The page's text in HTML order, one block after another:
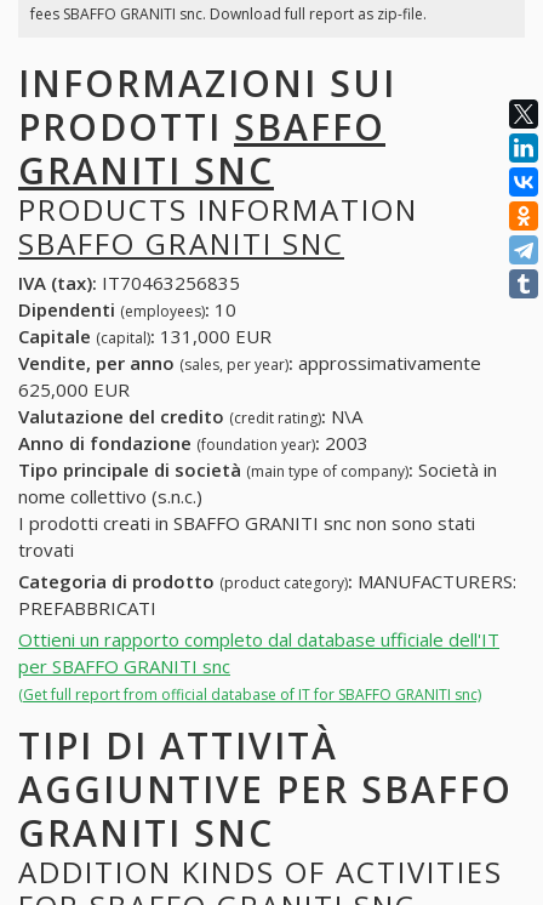
fees SBAFFO GRANITI snc. Download full report as zip-file.
INFORMAZIONI SUI
PRODOTTI SBAFFO
GRANITI SNC
PRODUCTS INFORMATION
SBAFFO GRANITI SNC
IVA (tax): IT70463256835
Dipendenti (employees): 10
Capitale (capital): 131,000 EUR
Vendite, per anno (sales, per year): approssimativamente
625,000 EUR
Valutazione del credito (credit rating): N\A
Anno di fondazione (foundation year): 2003
Tipo principale di società (main type of company): Società in
nome collettivo (s.n.c.)
I prodotti creati in SBAFFO GRANITI snc non sono stati
trovati
Categoria di prodotto (product category): MANUFACTURERS:
PREFABBRICATI
Ottieni un rapporto completo dal database ufficiale dell'IT
per SBAFFO GRANITI snc
(Get full report from official database of IT for SBAFFO GRANITI snc)
TIPI DI ATTIVITÀ
AGGIUNTIVE PER SBAFFO
GRANITI SNC
ADDITION KINDS OF ACTIVITIES